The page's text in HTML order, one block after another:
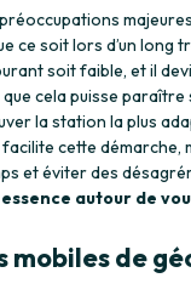
ce soit lors d’un long
soit faible, et il
cela puisse paraître
la station la plus
cette démarche,
et éviter des
autour de
mobiles de